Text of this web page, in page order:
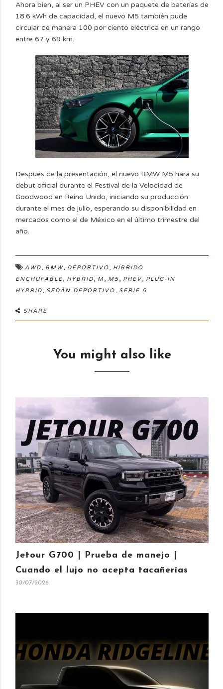
Ahora bien, al ser un PHEV con un paquete de baterías de
18.6 kWh de capacidad, el nuevo M5 también pude
circular de manera 100 por ciento eléctrica en un rango
entre 67 y 69 km.
Después de la presentación, el nuevo BMW M5 hará su
debut oficial durante el Festival de la Velocidad de
Goodwood en Reino Unido, iniciando su producción
durante el mes de julio, esperando su disponibilidad en
mercados como el de México en el último trimestre del
año.
AWD, BMW, DEPORTIVO, HÍBRIDO
ENCHUFABLE, HYBRID, M, M5, PHEV, PLUG-IN
HYBRID, SEDÁN DEPORTIVO, SERIE 5
SHARE
You might also like
Jetour G700 | Prueba de manejo |
Cuando el lujo no acepta tacañerías
30/07/2026